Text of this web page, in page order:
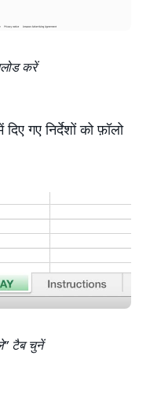
करें
गए निर्देशों को फ़ॉलो
टैब चुनें